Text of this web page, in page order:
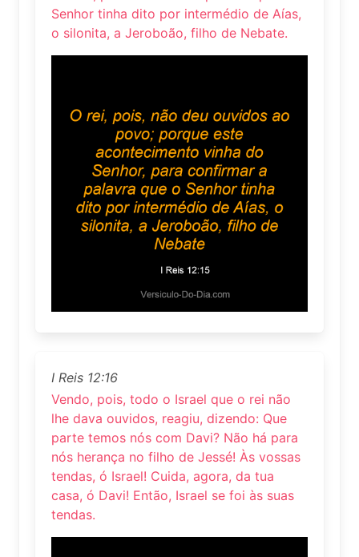
Senhor tinha dito por intermédio de Aías,
o silonita, a Jeroboão, filho de Nebate.
I Reis 12:16
Vendo, pois, todo o Israel que o rei não
lhe dava ouvidos, reagiu, dizendo: Que
parte temos nós com Davi? Não há para
nós herança no filho de Jessé! Às vossas
tendas, ó Israel! Cuida, agora, da tua
casa, ó Davi! Então, Israel se foi às suas
tendas.